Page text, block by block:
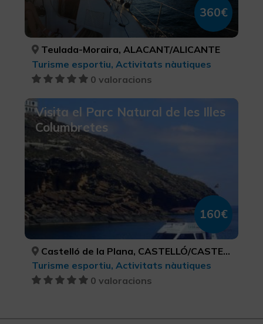
360€
Teulada-Moraira, ALACANT/ALICANTE
Turisme esportiu, Activitats nàutiques
0 valoracions
Visita el Parc Natural de les Illes
Columbretes
160€
Castelló de la Plana, CASTELLÓ/CASTELLÓN
Turisme esportiu, Activitats nàutiques
0 valoracions